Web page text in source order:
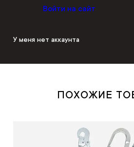
Войти на сайт
У меня нет аккаунта
ПОХОЖИЕ